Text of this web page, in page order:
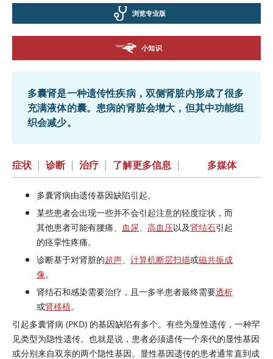
浏览专业版
小知识
多囊肾是一种遗传性疾病，双侧肾脏内形成了很多
充满液体的囊。患病的肾脏会增大，但其中功能组
织会减少。
症状 | 诊断 | 治疗 | 了解更多信息 | 多媒体
多囊肾病由遗传基因缺陷引起。
某些患者会出现一些并不会引起注意的轻度症状，而
其他患者可能有腰痛、
血尿、 高血压以及肾结石引起
的痉挛性疼痛。
诊断基于对肾脏的超声、 计算机断层扫描或磁共振成
像。
肾结石和感染需要治疗，且一多半患者最终需要透析
或肾移植。
引起多囊肾病 (PKD) 的基因缺陷有多个。有些为显性遗传，一种罕
见类型为隐性遗传。也就是说，患者必须遗传一个亲代的显性基因
或分别来自双亲的两个隐性基因。显性基因遗传的患者通常直到成